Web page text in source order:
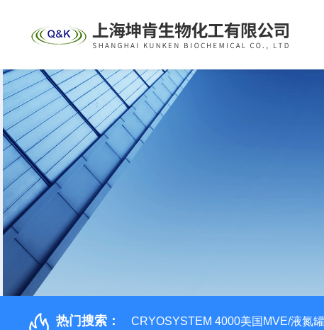
热门搜索： CRYOSYSTEM 4000美国MVE/液氮